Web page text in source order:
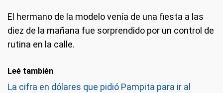
El hermano de la modelo venía de una fiesta a las
diez de la mañana fue sorprendido por un control de
rutina en la calle.
Leé también
La cifra en dólares que pidió Pampita para ir al